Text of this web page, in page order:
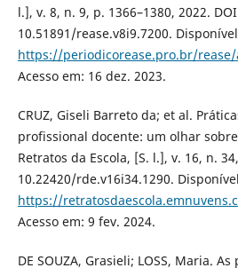
l.], v. 8, n. 9, p. 1366–1380, 2022.
10.51891/rease.v8i9.7200.
https://periodicorease.pro.br/
Acesso em: 16 dez. 2023.
CRUZ, Giseli Barreto da; et al.
profissional docente: um olhar
Retratos da Escola, [S. l.], v. 16, n.
10.22420/rde.v16i34.1290.
https://
Acesso em: 9 fev. 2024.
DE SOUZA, Grasieli; LOSS, Maria.